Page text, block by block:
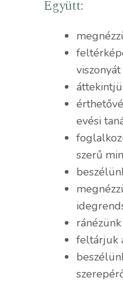
Együtt:
viszonyát
evési
szerű
feltárjuk